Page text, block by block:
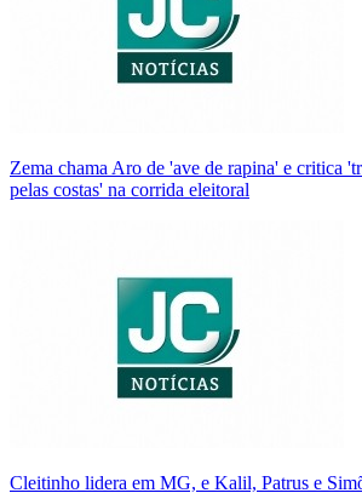
Zema chama Aro de 'ave de rapina' e critica
pelas costas' na corrida eleitoral
Cleitinho lidera em MG, e Kalil, Patrus e